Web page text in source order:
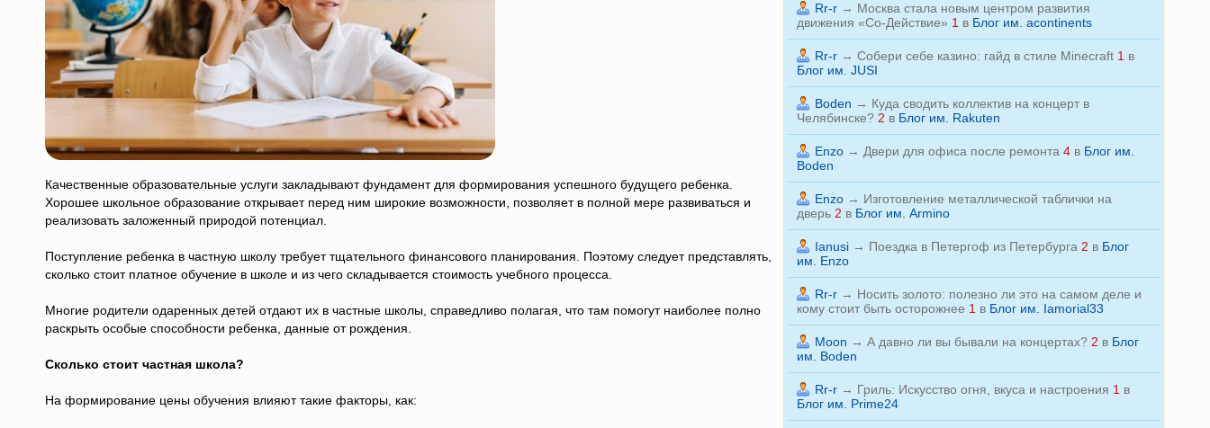
Качественные образовательные услуги закладывают фундамент для формирования успешного будущего ребенка.
Хорошее школьное образование открывает перед ним широкие возможности, позволяет в полной мере развиваться и
реализовать заложенный природой потенциал.
Поступление ребенка в частную школу требует тщательного финансового планирования. Поэтому следует представлять,
сколько стоит платное обучение в школе и из чего складывается стоимость учебного процесса.
Многие родители одаренных детей отдают их в частные школы, справедливо полагая, что там помогут наиболее полно
раскрыть особые способности ребенка, данные от рождения.
Сколько стоит частная школа?
На формирование цены обучения влияют такие факторы, как:
Rr-r→ Москва стала новым центром развития
движения «Со-Действие» 1 в Блог им. acontinents
Rr-r→ Собери себе казино: гайд в стиле Minecraft 1 в
Блог им. JUSI
Boden → Куда сводить коллектив на концерт в
Челябинске? 2 в Блог им. Rakuten
Enzo→ Двери для офиса после ремонта 4в Блог им.
Boden
Enzo→ Изготовление металлической таблички на
дверь 2 в Блог им. Armino
Ianusi→ Поездка в Петергоф из Петербурга 2 в Блог
им. Enzo
Rr-r→ Носить золото: полезно ли это на самом деле и
кому стоит быть осторожнее 1 в Блог им. Iamorial33
Moon → А давно ли вы бывали на концертах? 2 в Блог
им. Boden
Rr-r→ Гриль: Искусство огня, вкуса и настроения 1 в
Блог им. Prime24